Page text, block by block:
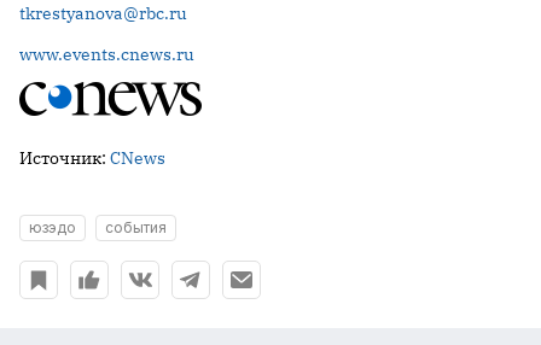
tkrestyanova@rbc.ru
www.events.cnews.ru
Источник: CNews
юзэдо события